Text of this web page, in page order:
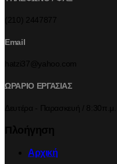
Email
ΩΡΑΡΙΟ ΕΡΓΑΣΙΑΣ
Αρχική